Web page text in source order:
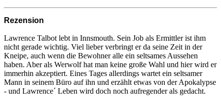
Rezension
Lawrence Talbot lebt in Innsmouth. Sein Job als Ermittler ist ihm
nicht gerade wichtig. Viel lieber verbringt er da seine Zeit in der
Kneipe, auch wenn die Bewohner alle ein seltsames Aussehen
haben. Aber als Werwolf hat man keine große Wahl und hier wird er
immerhin akzeptiert. Eines Tages allerdings wartet ein seltsamer
Mann in seinem Büro auf ihn und erzählt etwas von der Apokalypse
- und Lawrence´ Leben wird doch noch aufregender als gedacht.